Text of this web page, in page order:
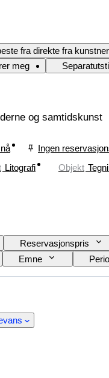
fra direkte fra
meg
og samtidskunst
Ingen
Litografi Objekt
Reservasjonspris
Emne